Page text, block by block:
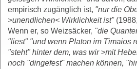
empirisch zugänglich ist, "nur die
>unendlichen< Wirklichkeit ist"
Wenn er, so Weizsäcker, "die
"liest" "und wenn Platon im Timaios
"steht" hinter dem, was wir >mit
noch "dingefest" machen können,